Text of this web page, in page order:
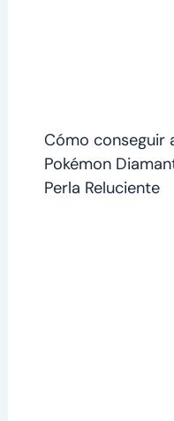
Cómo conseguir
Pokémon
Perla Reluciente